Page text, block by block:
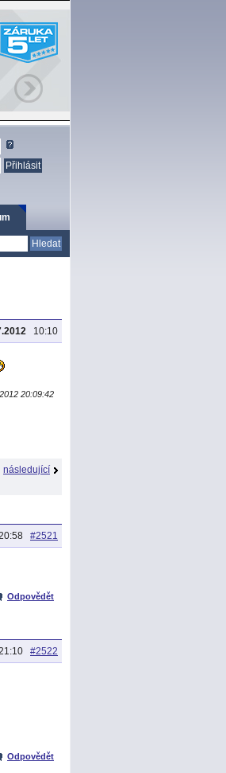
10:10
20:09:42
následující
#2521
Odpovědět
#2522
Odpovědět